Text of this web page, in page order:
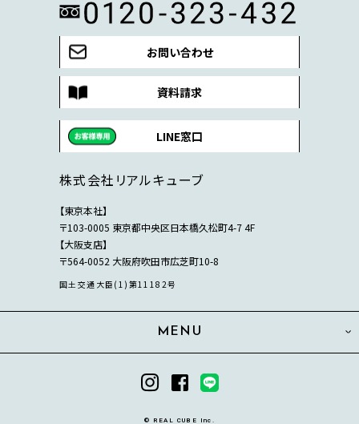
お問い合わせ
資料請求
LINE窓口
株式会社リアルキューブ
【東京本社】
〒103-0005 東京都中央区日本橋久松町4-7 4F
【大阪支店】
〒564-0052 大阪府吹田市広芝町10-8
国土交通大臣(1)第11182号
MENU
© REAL CUBE Inc.